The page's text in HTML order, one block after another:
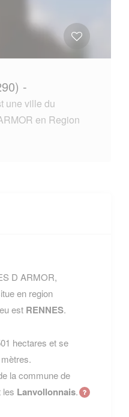
-
une ville du
en Region
D ARMOR,
en region
est RENNES.
hectares et se
la commune de
les Lanvollonnais.